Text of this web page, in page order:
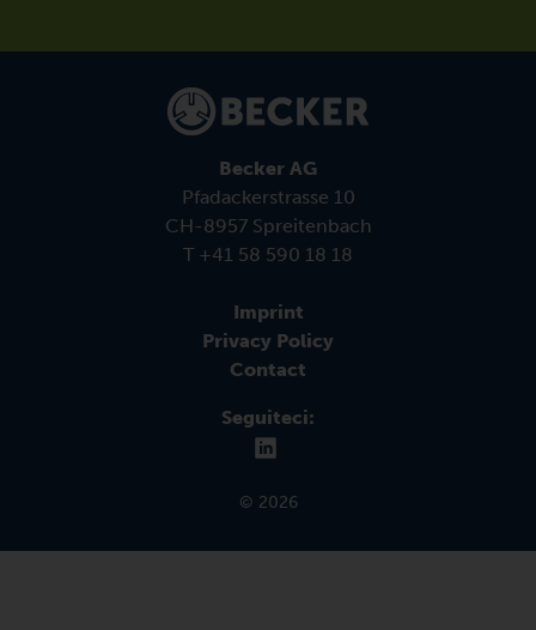
Becker AG
Pfadackerstrasse 10
CH-8957 Spreitenbach
T +41 58 590 18 18
Imprint
Privacy Policy
Contact
Seguiteci:
© 2026